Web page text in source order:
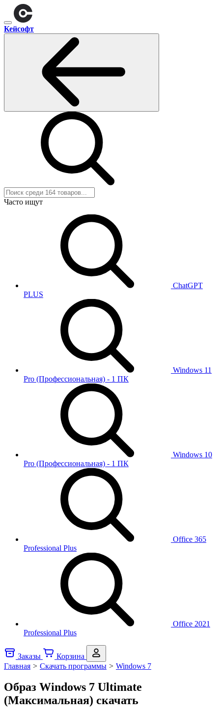
Кейсофт
Часто ищут
ChatGPT
PLUS
Windows 11
Pro (Профессиональная) - 1 ПК
Windows 10
Pro (Профессиональная) - 1 ПК
Office 365
Professional Plus
Office 2021
Professional Plus
Заказы
Корзина
Главная > Скачать программы > Windows 7
Образ Windows 7 Ultimate
(Максимальная) скачать